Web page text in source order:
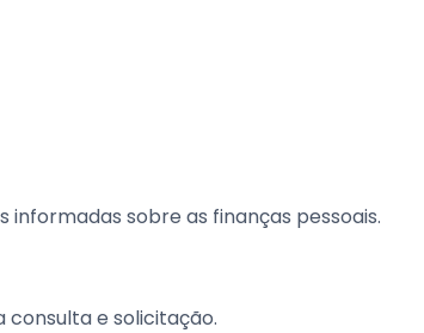
sobre as finanças pessoais.
e solicitação.